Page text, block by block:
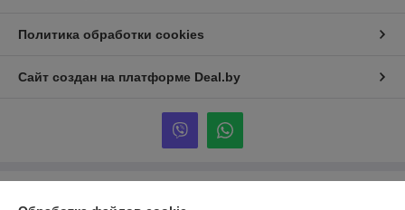
Политика обработки cookies
Сайт создан на платформе Deal.by